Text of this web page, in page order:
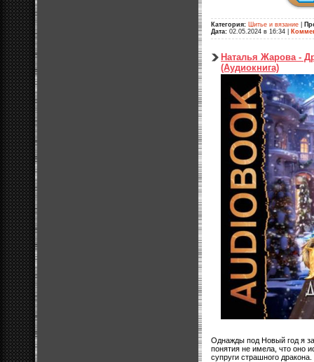
Категория: Шитье и вязание
Дата: 02.05.2024 в 16:34
Наталья Жарова -
(Аудиокнига)
Однажды под Новый год я
понятия не имела, что оно
супруги страшного